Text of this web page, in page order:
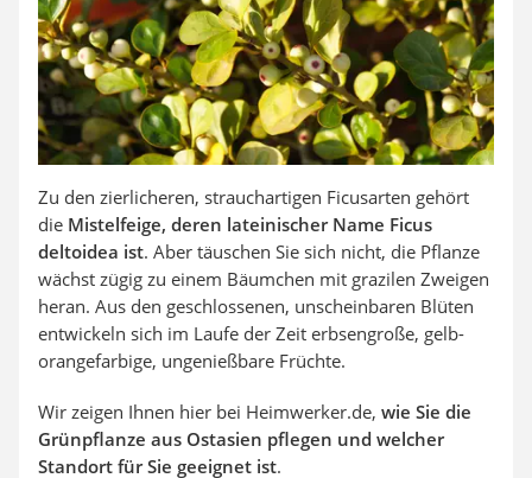
Zu den zierlicheren, strauchartigen Ficusarten gehört
die Mistelfeige, deren lateinischer Name Ficus
deltoidea ist. Aber täuschen Sie sich nicht, die Pflanze
wächst zügig zu einem Bäumchen mit grazilen Zweigen
heran. Aus den geschlossenen, unscheinbaren Blüten
entwickeln sich im Laufe der Zeit erbsengroße, gelb-
orangefarbige, ungenießbare Früchte.
Wir zeigen Ihnen hier bei Heimwerker.de, wie Sie die
Grünpflanze aus Ostasien pflegen und welcher
Standort für Sie geeignet ist.